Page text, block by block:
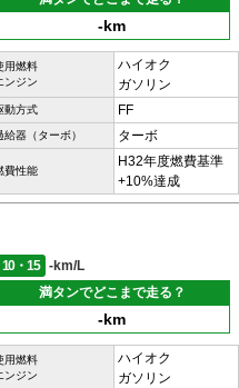
-km
用燃料
ンジン
ハイオク
ガソリン
動方式 FF
給器（ターボ） ターボ
費性能
H32年度燃費基準
+10%達成
10・15
-km/L
満タンでどこまで走る？
-km
用燃料
ンジン
ハイオク
ガソリン